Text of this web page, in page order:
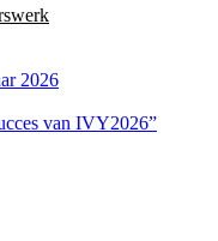
2026
van IVY2026”